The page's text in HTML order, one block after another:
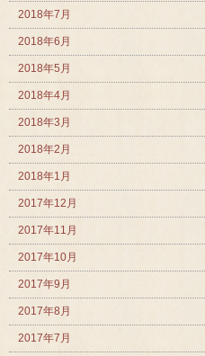
2018年7月
2018年6月
2018年5月
2018年4月
2018年3月
2018年2月
2018年1月
2017年12月
2017年11月
2017年10月
2017年9月
2017年8月
2017年7月